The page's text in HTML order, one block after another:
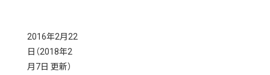
2016年2月22
日 （2018年2
月7日 更新）